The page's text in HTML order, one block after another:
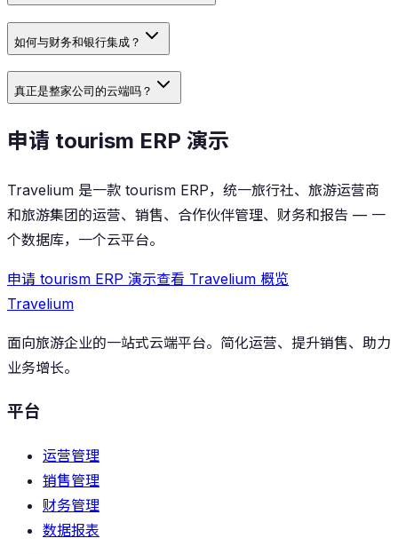
如何与财务和银行集成？
真正是整家公司的云端吗？
申请 tourism ERP 演示
Travelium 是一款 tourism ERP，统一旅行社、旅游运营商
和旅游集团的运营、销售、合作伙伴管理、财务和报告 — 一
个数据库，一个云平台。
申请 tourism ERP 演示查看 Travelium 概览
Travelium
面向旅游企业的一站式云端平台。简化运营、提升销售、助力
业务增长。
平台
运营管理
销售管理
财务管理
数据报表